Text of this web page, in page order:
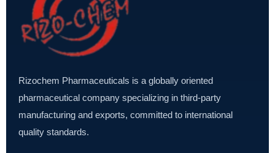
Rizochem Pharmaceuticals is a globally oriented
pharmaceutical company specializing in third-party
manufacturing and exports, committed to international
quality standards.